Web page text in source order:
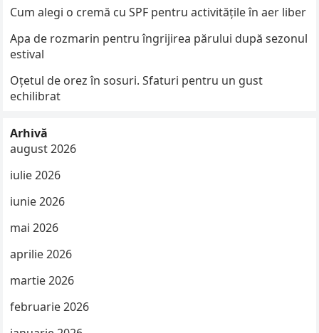
Cum alegi o cremă cu SPF pentru activitățile în aer liber
Apa de rozmarin pentru îngrijirea părului după sezonul
estival
Oțetul de orez în sosuri. Sfaturi pentru un gust
echilibrat
Arhivă
august 2026
iulie 2026
iunie 2026
mai 2026
aprilie 2026
martie 2026
februarie 2026